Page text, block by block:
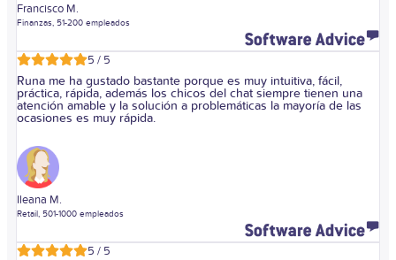
Francisco M.
Finanzas, 51-200 empleados
5 / 5
Runa me ha gustado bastante porque es muy intuitiva, fácil,
práctica, rápida, además los chicos del chat siempre tienen una
atención amable y la solución a problemáticas la mayoría de las
ocasiones es muy rápida.
Ileana M.
Retail, 501-1000 empleados
5 / 5